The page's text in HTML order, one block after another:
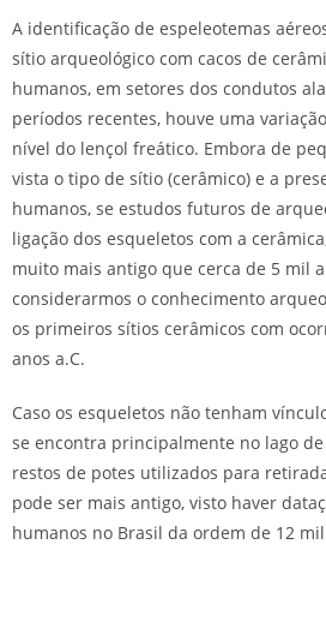
A identificação de espeleotemas
sítio arqueológico com cacos de
humanos, em setores dos condutos
períodos recentes, houve uma
nível do lençol freático. Embora de
vista o tipo de sítio (cerâmico) e a
humanos, se estudos futuros de
ligação dos esqueletos com a
muito mais antigo que cerca de 5 mil
considerarmos o conhecimento
os primeiros sítios cerâmicos com
anos a.C.
Caso os esqueletos não tenham
se encontra principalmente no lago
restos de potes utilizados para
pode ser mais antigo, visto haver
humanos no Brasil da ordem de 12